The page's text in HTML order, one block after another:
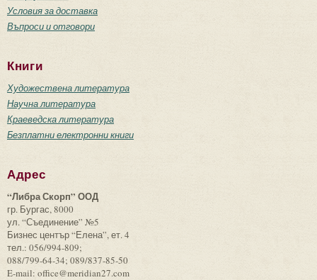
Условия за доставка
Въпроси и отговори
Книги
Художествена литература
Научна литература
Краеведска литература
Безплатни електронни книги
Адрес
“Либра Скорп” ООД
гр. Бургас, 8000
ул. “Съединение” №5
Бизнес център “Елена”, ет. 4
тел.: 056/994-809;
088/799-64-34; 089/837-85-50
E-mail: office@meridian27.com